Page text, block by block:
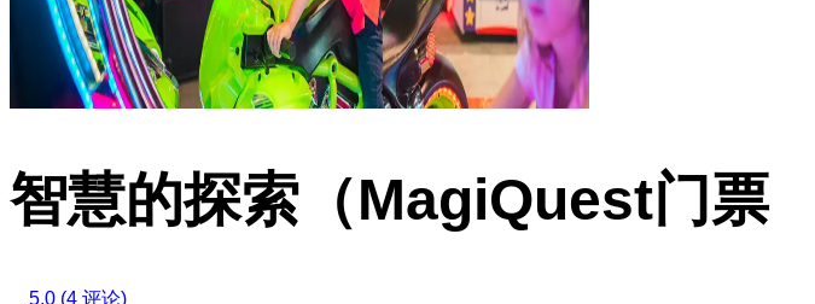
智慧的探索（MagiQuest门票
5.0 (4 评论)